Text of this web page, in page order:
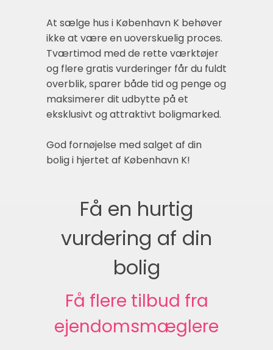
At sælge hus i København K behøver
ikke at være en uoverskuelig proces.
Tværtimod med de rette værktøjer
og flere gratis vurderinger får du fuldt
overblik, sparer både tid og penge og
maksimerer dit udbytte på et
eksklusivt og attraktivt boligmarked.
God fornøjelse med salget af din
bolig i hjertet af København K!
Få en hurtig
vurdering af din
bolig
Få flere tilbud fra
ejendomsmæglere